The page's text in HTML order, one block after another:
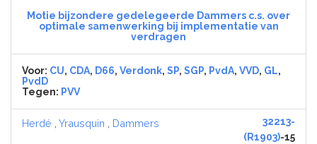
Motie bijzondere gedelegeerde Dammers c.s. over
optimale samenwerking bij implementatie van
verdragen
Voor: CU, CDA, D66, Verdonk, SP, SGP, PvdA, VVD, GL,
PvdD
Tegen: PVV
Herdé Yrausquin Dammers
32213-
(R1903)-15